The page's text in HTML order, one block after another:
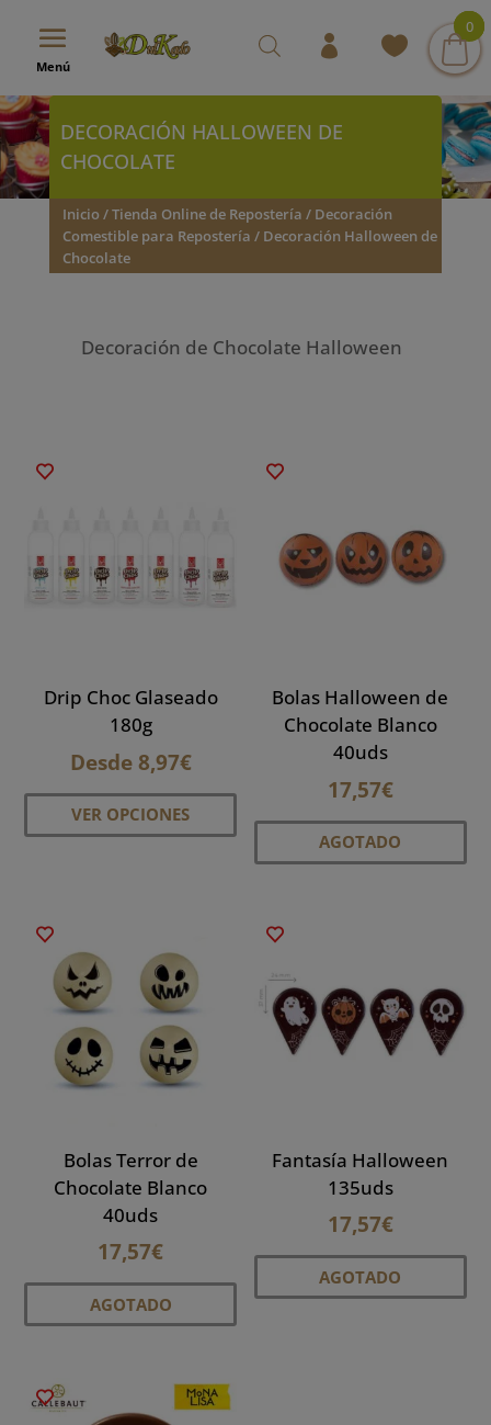
Menú
DECORACIÓN HALLOWEEN DE
CHOCOLATE
Inicio /Tienda Online de Repostería / Decoración
Comestible para Repostería / Decoración Halloween de
Chocolate
Decoración de Chocolate Halloween
Drip Choc Glaseado
180g
Desde 8,97€
VER OPCIONES
Este
producto
pueden
Bolas Halloween de
Chocolate Blanco
40uds
17,57€
AGOTADO
Bolas Terror de
Chocolate Blanco
40uds
17,57€
AGOTADO
Fantasía Halloween
135uds
17,57€
AGOTADO
0
0
0